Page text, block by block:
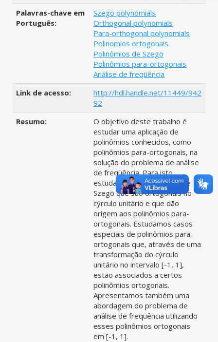
Palavras-chave em
Português:
Szegö polynomials
Orthogonal polynomials
Para-orthogonal polynomials
Polinomios ortogonais
Polinômios de Szegö
Polinômios para-ortogonais
Análise de freqüência
Link de acesso:
http://hdl.handle.net/11449/942
92
Resumo:
O objetivo deste trabalho é
estudar uma aplicação de
polinômios conhecidos, como
polinômios para-ortogonais, na
solução do problema de análise
de freqüência. Para isto,
estudamos os polinômios de
Szegö que são ortogonais no
cýrculo unitário e que dão
origem aos polinômios para-
ortogonais. Estudamos casos
especiais de polinômios para-
ortogonais que, através de uma
transformação do cýrculo
unitário no intervalo [-1, 1],
estão associados a certos
polinômios ortogonais.
Apresentamos também uma
abordagem do problema de
análise de freqüência utilizando
esses polinômios ortogonais
em [-1, 1].